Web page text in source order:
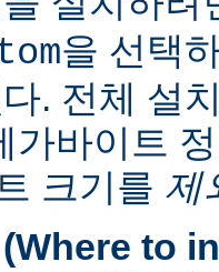
을 선택
. 전체 설
가바이트
크기를 제
to